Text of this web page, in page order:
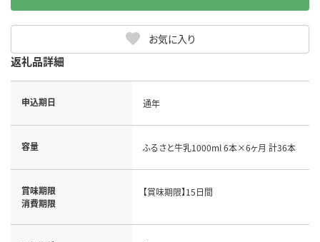
お気に入り
返礼品詳細
申込期日 通年
容量 ふるさと牛乳1000ml 6本×6ヶ月 計36本
賞味期限
消費期限
【賞味期限】15日間